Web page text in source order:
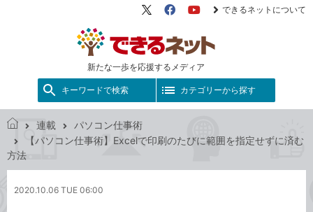
新たな一歩を応援するメディア
X（旧
FacebookYouTube
できるネットについて
キーワードで検索 カテゴリーから探す
き
ッ
連載
パソコン仕事術
【パソコン仕事術】Excelで印刷のたびに範囲を指定せずに済む
方法
2020.10.06 TUE 06:00